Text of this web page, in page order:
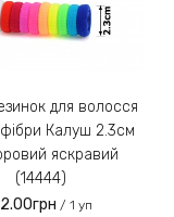
Калуш 2.3см
яскравий
(14444)
/ 1 уп